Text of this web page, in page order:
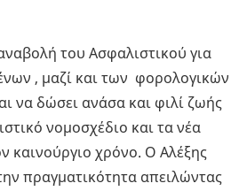
του Ασφαλιστικού για
, μαζί και των φορολογικών
να δώσει ανάσα και φιλί ζωής
νομοσχέδιο και τα νέα
καινούργιο χρόνο. Ο Αλέξης
πραγματικότητα απειλώντας